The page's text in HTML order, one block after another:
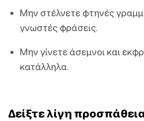
Μην στέλνετε φτηνές
γνωστές φράσεις.
Μην γίνετε άσεμνοι και
κατάλληλα.
Δείξτε λίγη